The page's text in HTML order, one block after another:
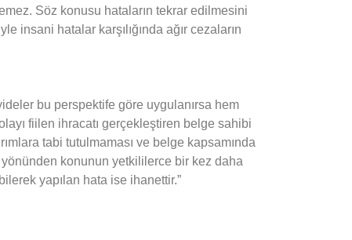
Söz konusu hataların tekrar edilmesini
hatalar karşılığında ağır cezaların
bu perspektife göre uygulanırsa hem
fiilen ihracatı gerçekleştiren belge sahibi
tabi tutulmaması ve belge kapsamında
konunun yetkililerce bir kez daha
yapılan hata ise ihanettir.”